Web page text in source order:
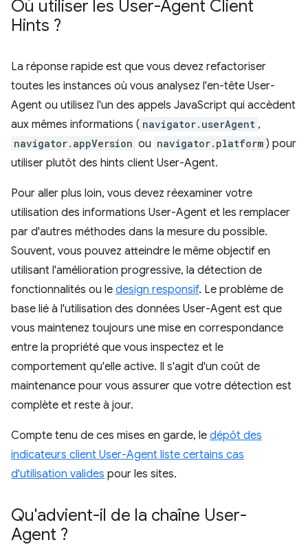
Où utiliser les User-Agent Client
Hints ?
La réponse rapide est que vous devez refactoriser
toutes les instances où vous analysez l'en-tête User-
Agent ou utilisez l'un des appels JavaScript qui accèdent
aux mêmes informations ( navigator.userAgent ,
navigator.appVersion ou navigator.platform ) pour
utiliser plutôt des hints client User-Agent.
Pour aller plus loin, vous devez réexaminer votre
utilisation des informations User-Agent et les remplacer
par d'autres méthodes dans la mesure du possible.
Souvent, vous pouvez atteindre le même objectif en
utilisant l'amélioration progressive, la détection de
fonctionnalités ou le design responsif. Le problème de
base lié à l'utilisation des données User-Agent est que
vous maintenez toujours une mise en correspondance
entre la propriété que vous inspectez et le
comportement qu'elle active. Il s'agit d'un coût de
maintenance pour vous assurer que votre détection est
complète et reste à jour.
Compte tenu de ces mises en garde, le dépôt des
indicateurs client User-Agent liste certains cas
d'utilisation valides pour les sites.
Qu'advient-il de la chaîne User-
Agent ?